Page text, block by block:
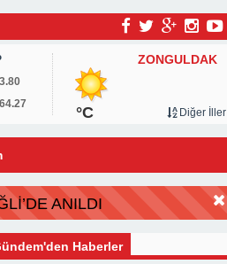
ZONGULDAK
°C Diğer İller
ANILDI
Haberler